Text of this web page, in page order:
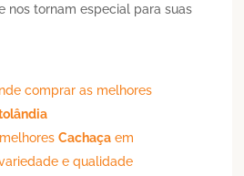
nos tornam especial para suas
comprar as melhores
Cachaça em
e qualidade